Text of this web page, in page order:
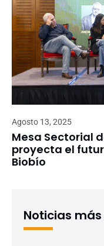
Agosto 13, 2025
Mesa Sectorial
proyecta el
Biobío
Noticias